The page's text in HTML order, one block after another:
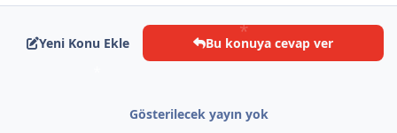
Yeni Konu Ekle Bu konuya cevap ver
Gösterilecek yayın yok